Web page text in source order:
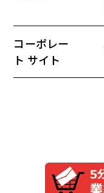
コーポレー
ト サイト